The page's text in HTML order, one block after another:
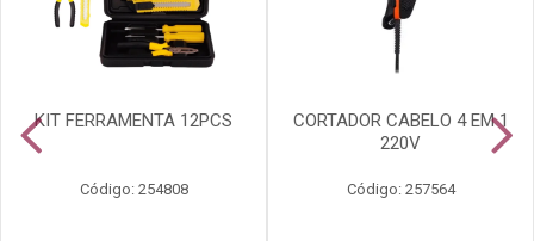
KIT FERRAMENTA 12PCS
Código: 254808
CORTADOR CABELO 4 EM 1
220V
Código: 257564